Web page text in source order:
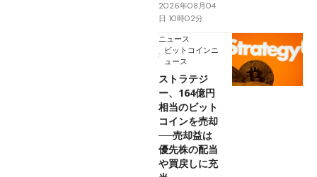
2026年08月04
日 10時02分
ニュース
ビットコインニ
ュース
ストラテジ
ー、164億円
相当のビット
コインを売却
──売却益は
優先株の配当
や買戻しに充